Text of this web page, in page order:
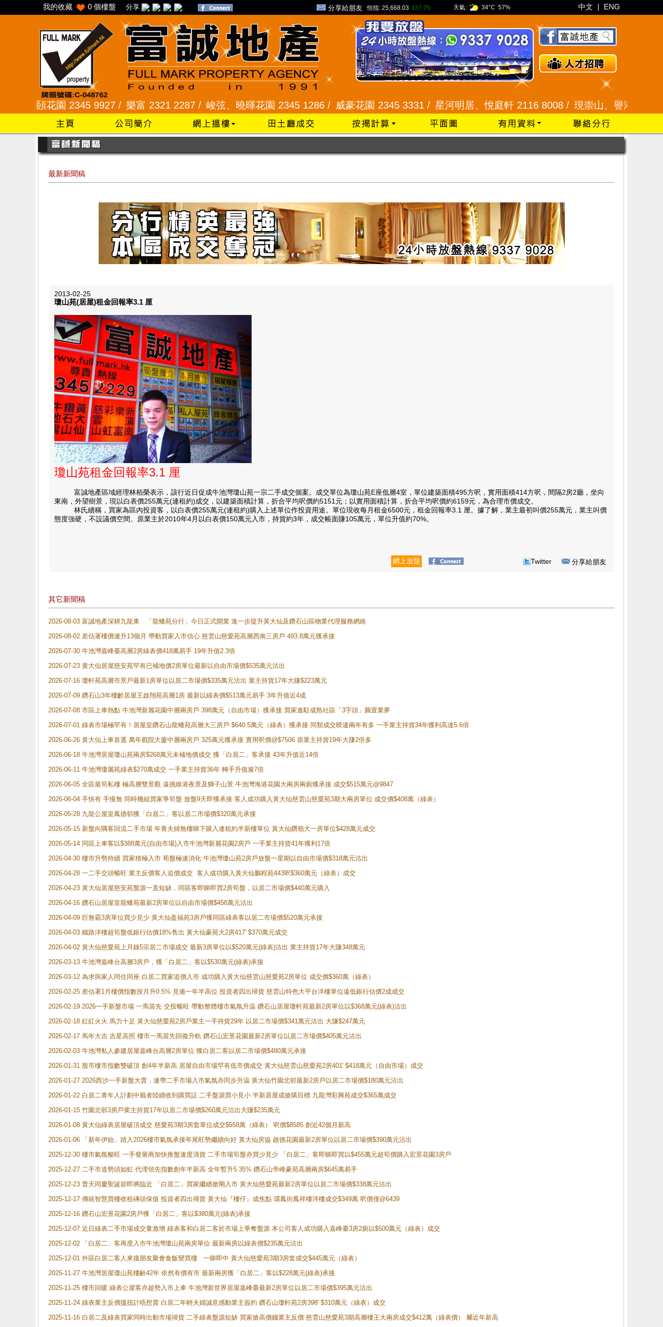
我的收藏 0 個樓盤 分享 分享給朋友 恒指: 25,668.03 137.75 天氣: 34°C 57% 中文 | ENG
頣花園 2345 9927 / 樂富 2321 2287 / 峻弦、曉暉花園 2345 1286 / 威豪花園 2345 3331 / 星河明居、悅庭軒 2116 8008 / 現崇山、譽港灣 2345
最新新聞稿
2013-02-25
瓊山苑(居屋)租金回報率3.1 厘
瓊山苑租金回報率3.1 厘
富誠地產區域經理林栢榮表示，該行近日促成牛池灣瓊山苑一宗二手成交個案。成交單位為瓊山苑E座低層4室，單位建築面積495方呎，實用面積414方呎，間隔2房2廳，坐向
東南，外望樹景，現以白表價255萬元(連租約)成交，以建築面積計算，折合平均呎價約5151元；以實用面積計算，折合平均呎價約6159元，為合理市價成交。
林氏續稱，買家為區內投資客，以白表價255萬元(連租約)購入上述單位作投資用途。單位現收每月租金6500元，租金回報率3.1 厘。據了解，業主最初叫價255萬元，業主叫價
態度強硬，不設議價空間。原業主於2010年4月以白表價150萬元入市，持貨約3年，成交帳面賺105萬元，單位升值約70%。
網上放盤 Twitter 分享給朋友
其它新聞稿
2026-08-03 富誠地產深耕九龍東 「龍蟠苑分行」今日正式開業 進一步提升黃大仙及鑽石山區物業代理服務網絡
2026-08-02 差估署樓價連升13個月 帶動買家入市信心 慈雲山慈愛苑高層西南三房戶 493.8萬元獲承接
2026-07-30 牛池灣嘉峰臺高層2房綠表價418萬易手 19年升值2.3倍
2026-07-23 黄大仙居屋慈安苑罕有已補地價2房單位最新以自由市場價$535萬元沽出
2026-07-16 瓊軒苑高層市景戶最新1房單位以居二市場價$335萬元沽出 業主持貨17年大賺$223萬元
2026-07-09 鑽石山3年樓齡居屋王啟翔苑高層1房 最新以綠表價$513萬元易手 3年升值近4成
2026-07-08 市區上車熱點 牛池灣新麗花園中層兩房戶 398萬元（自由市場）獲承接 買家進駐成熟社區「3字頭」圓置業夢
2026-07-01 綠表市場極罕有！居屋皇鑽石山龍蟠苑高層大三房戶 $640.5萬元（綠表）獲承接 同類成交暌違兩年有多 一手業主持貨34年獲利高達5.6倍
2026-06-26 黃大仙上車首選 萬年戲院大廈中層兩房戶 325萬元獲承接 實用呎價@$7506 原業主持貨19年大賺2倍多
2026-06-18 牛池灣居屋瓊山苑兩房$268萬元未補地價成交 獲「白居二」客承接 43年升值近14倍
2026-06-11 牛池灣瓊麗苑綠表$270萬成交 一手業主持貨36年 轉手升值逾7倍
2026-06-05 全區最筍私樓 極高層雙景觀 遠挑維港夜景及獅子山景 牛池灣海港花園大兩房兩廁獲承接 成交$515萬元@9847
2026-06-04 手快有 手慢無 同時幾組買家爭筍盤 放盤9天即獲承接 客人成功購入黃大仙慈雲山慈愛苑3期大兩房單位 成交價$408萬（綠表）
2026-05-28 九龍公屋皇鳳德邨獲「白居二」客以居二市場價$320萬元承接
2026-05-15 新盤向隅客回流二手市場 年青夫婦無樓睇下購入連租約半新樓單位 黃大仙鑽嶺大一房單位$428萬元成交
2026-05-14 同區上車客以$388萬元(自由市場)入市牛池灣新麗花園2房戶 一手業主持貨41年獲利17倍
2026-04-30 樓市升勢持續 買家積極入市 荀盤極速消化 牛池灣瓊山苑2房戶放盤一星期以自由市場價$318萬元沽出
2026-04-28 一二手交頭暢旺 業主反價客人追價成交 客人成功購入黃大仙鵬程苑443呎$360萬元（綠表）成交
2026-04-23 黃大仙居屋慈安苑盤源一直短缺，同區客即睇即買2房筍盤，以居二市場價$440萬元購入
2026-04-16 鑽石山居屋皇龍蟠苑最新2房單位以自由市場價$458萬元沽出
2026-04-09 巨無霸3房單位買少見少 黃大仙盈福苑3房戶獲同區綠表客以居二市場價$520萬元承接
2026-04-03 鐵路洋樓超筍盤低銀行估價18%售出 黃大仙豪苑大2房417' $370萬元成交
2026-04-02 黃大仙慈愛苑上月錄5宗居二市場成交 最新3房單位以$520萬元(綠表)沽出 業主持貨17年大賺348萬元
2026-03-13 牛池灣嘉峰台高層3房戶，獲「白居二」客以$530萬元(綠表)承接
2026-03-12 為求與家人同住同座 白居二買家追價入市 成功購入黃大仙慈雲山慈愛苑2房單位 成交價$360萬（綠表）
2026-02-25 差估署1月樓價指數按月升0.5% 見逾一年半高位 投資者四出掃貨 慈雲山特色大平台洋樓單位遠低銀行估價2成成交
2026-02-19 2026一手新盤市場 一馬當先 交投暢旺 帶動整體樓市氣氛升温 鑽石山居屋瓊軒苑最新2房單位以$368萬元(綠表)沽出
2026-02-18 紅紅火火 馬力十足 黃大仙慈愛苑2房戶業主一手持貨29年 以居二市場價$341萬元沽出 大賺$247萬元
2026-02-17 馬年大吉 吉星高照 樓市一馬當先回復升軌 鑽石山宏景花園最新2房單位以居二市場價$405萬元沽出
2026-02-03 牛池灣私人參建居屋嘉峰台高層2房單位 獲白居二客以居二市場價$480萬元承接
2026-01-31 股市樓市指數雙破頂 創4年半新高 居屋自由市場罕有低市價成交 黃大仙慈雲山慈愛苑2房401' $418萬元（自由市場）成交
2026-01-27 2026西沙一手新盤大賣，連帶二手市場入市氣氛亦同步升温 黃大仙竹園北邨最新2房戶以居二市場價$180萬元沽出
2026-01-22 白居二青年人計劃中籤者陸續收到購買証 二手盤源買小見小 半新居屋成搶購目標 九龍灣彩興苑成交$365萬成交
2026-01-15 竹園北邨3房戶業主持貨17年以居二市場價$260萬元沽出大賺$235萬元
2026-01-08 黃大仙綠表居屋破頂成交 慈愛苑3期3房套單位成交$558萬（綠表） 呎價$8585 創近42個月新高
2026-01-06 「新年伊始」踏入2026樓市氣氛承接年尾旺勢繼續向好 黃大仙房協 啟德花園最新2房單位以居二市場價$390萬元沽出
2025-12-30 樓市氣氛暢旺 一手發展商加快推盤速度清貨 二手市場筍盤亦買少見少 「白居二」客即睇即買以$455萬元超筍價購入宏景花園3房戶
2025-12-27 二手市道勢頭如虹 代理領先指數創年半新高 全年暫升5.35% 鑽石山帝峰豪苑高層兩房$645萬易手
2025-12-23 普天同慶聖誕節即將臨近 「白居二」買家繼續搶閘入市 黃大仙慈愛苑最新2房單位以居二市場價$338萬元沽出
2025-12-17 傳統智慧買樓收租磚頭保值 投資者四出掃貨 黃大仙『樓仔』成焦點 環鳳街鳳祥樓洋樓成交$349萬 呎價僅@6439
2025-12-16 鑽石山宏景花園2房戶獲「白居二」客以$380萬元(綠表)承接
2025-12-07 近日綠表二手市場成交量激增 綠表客和白居二客於市場上爭奪盤源 本公司客人成功購入嘉峰臺3房2廁以$500萬元（綠表）成交
2025-12-02 「白居二」客再度入市牛池灣瓊山苑兩房單位 最新兩房以綠表價$235萬元沽出
2025-12-01 外區白居二客人來搵朋友聚會食飯變買樓 一睇即中 黃大仙慈愛苑3期3房套成交$445萬元（綠表）
2025-11-27 牛池灣居屋瓊山苑樓齢42年 依然有價有市 最新兩房獲「白居二」客以$228萬元(綠表)承接
2025-11-25 樓市回暖 綠表公屋客亦趁勢入市上車 牛池灣新世界居屋嘉峰臺最新2房單位以居二市場價$395萬元沽出
2025-11-24 綠表業主反價搵扭計唔想賣 白居二年輕夫婦誠意感動業主簽約 鑽石山瓊軒苑2房398' $310萬元（綠表）成交
2025-11-16 白居二及綠表買家同時出動市場掃貨 二手綠表盤源短缺 買家搶高價錢業主反價 慈雲山慈愛苑3期高層樓王大兩房成交$412萬（綠表價） 屬近年新高